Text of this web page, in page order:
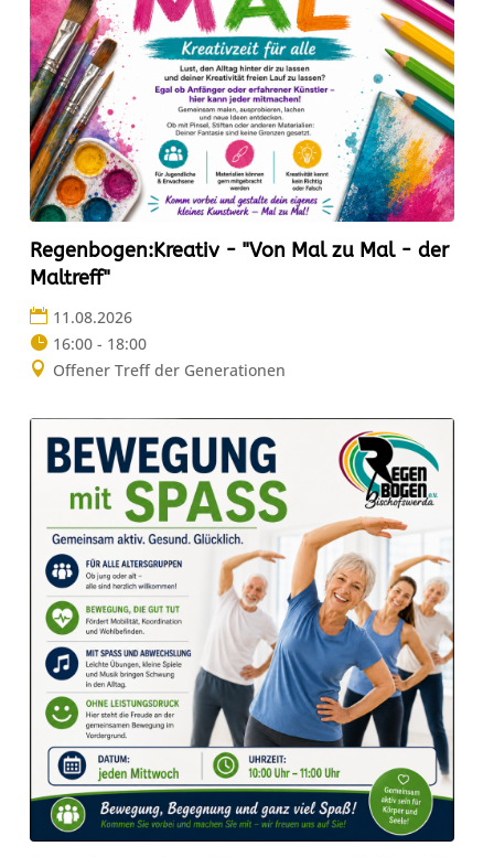
Regenbogen:Kreativ - "Von Mal zu Mal - der
Maltreff"
11.08.2026
16:00 - 18:00
Offener Treff der Generationen